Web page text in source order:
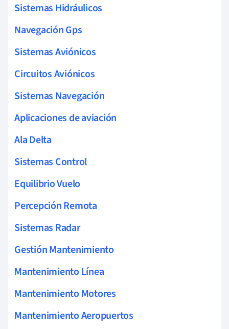
Sistemas Hidráulicos
Navegación Gps
Sistemas Aviónicos
Circuitos Aviónicos
Sistemas Navegación
Aplicaciones de aviación
Ala Delta
Sistemas Control
Equilibrio Vuelo
Percepción Remota
Sistemas Radar
Gestión Mantenimiento
Mantenimiento Línea
Mantenimiento Motores
Mantenimiento Aeropuertos